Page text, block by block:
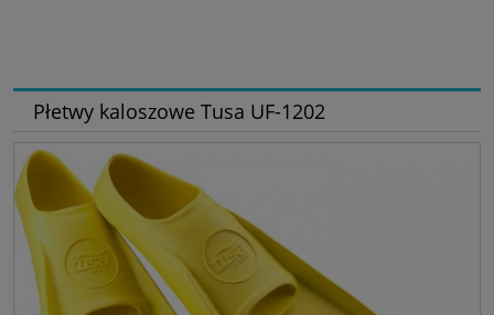
Płetwy kaloszowe Tusa UF-1202